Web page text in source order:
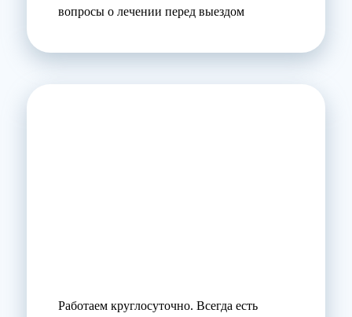
вопросы о лечении перед выездом
Работаем круглосуточно. Всегда есть